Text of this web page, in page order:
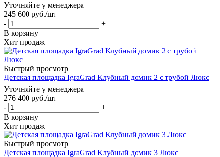
Уточняйте у менеджера
245 600 руб./шт
-
+
В корзину
Хит продаж
Быстрый просмотр
Детская площадка IgraGrad Клубный домик 2 с трубой Люкс
Уточняйте у менеджера
276 400 руб./шт
-
+
В корзину
Хит продаж
Быстрый просмотр
Детская площадка IgraGrad Клубный домик 3 Люкс